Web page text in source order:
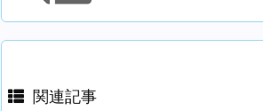
関連記事